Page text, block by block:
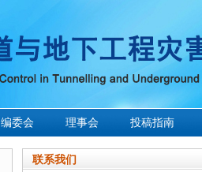
编委会 理事会 投稿指南
联系我们